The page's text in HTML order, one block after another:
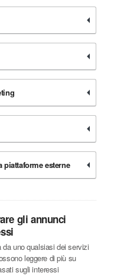
esterne
gli annunci
uno qualsiasi dei servizi
leggere di più su
sugli interessi